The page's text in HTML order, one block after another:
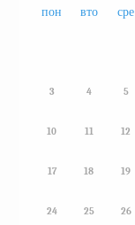
пон вто сре
3 4 5
10 11 12
17 18 19
24 25 26